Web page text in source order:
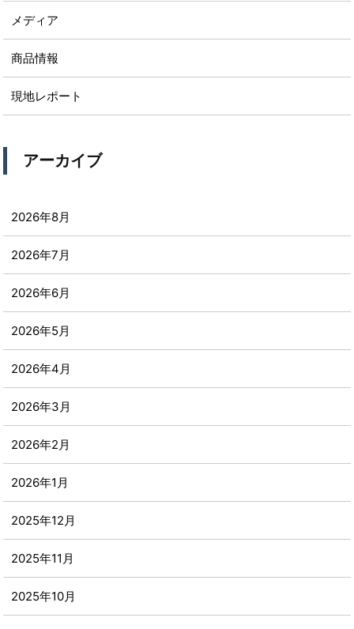
メディア
商品情報
現地レポート
アーカイブ
2026年8月
2026年7月
2026年6月
2026年5月
2026年4月
2026年3月
2026年2月
2026年1月
2025年12月
2025年11月
2025年10月